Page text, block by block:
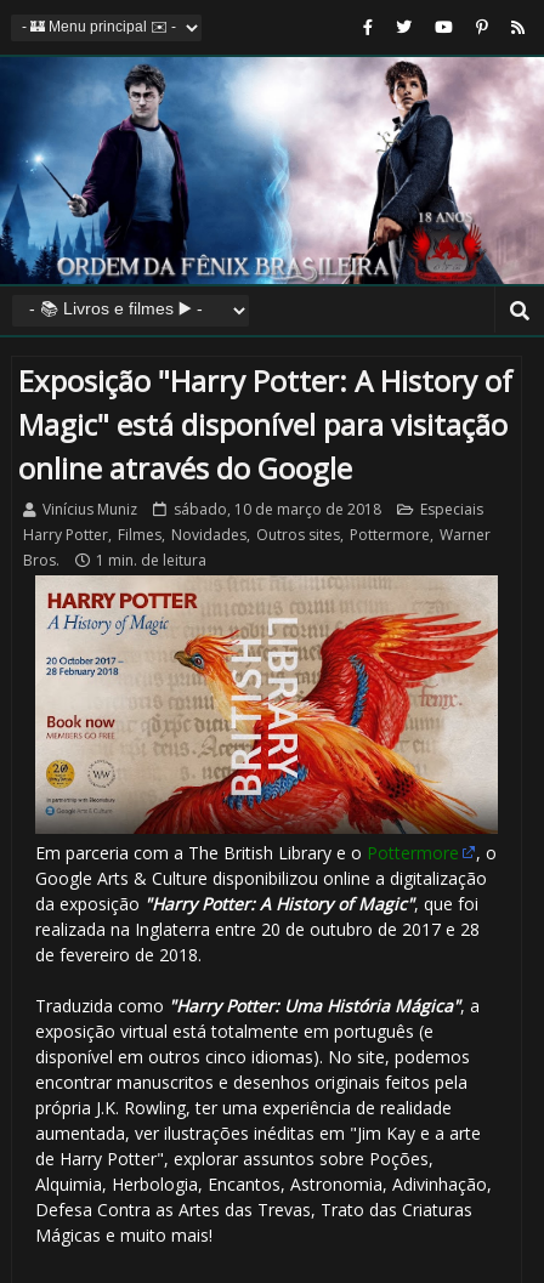
Exposição "Harry Potter: A History of
Magic" está disponível para visitação
online através do Google
Vinícius Muniz sábado, 10 de março de 2018
Especiais
Harry Potter, Filmes, Novidades, Outros sites, Pottermore, Warner
Bros.
1 min. de leitura
Em parceria com a The British Library e o Pottermore
, o
Google Arts & Culture disponibilizou online a digitalização
da exposição "Harry Potter: A History of Magic", que foi
realizada na Inglaterra entre 20 de outubro de 2017 e 28
de fevereiro de 2018.
Traduzida como "Harry Potter: Uma História Mágica", a
exposição virtual está totalmente em português (e
disponível em outros cinco idiomas). No site, podemos
encontrar manuscritos e desenhos originais feitos pela
própria J.K. Rowling, ter uma experiência de realidade
aumentada, ver ilustrações inéditas em "Jim Kay e a arte
de Harry Potter", explorar assuntos sobre Poções,
Alquimia, Herbologia, Encantos, Astronomia, Adivinhação,
Defesa Contra as Artes das Trevas, Trato das Criaturas
Mágicas e muito mais!